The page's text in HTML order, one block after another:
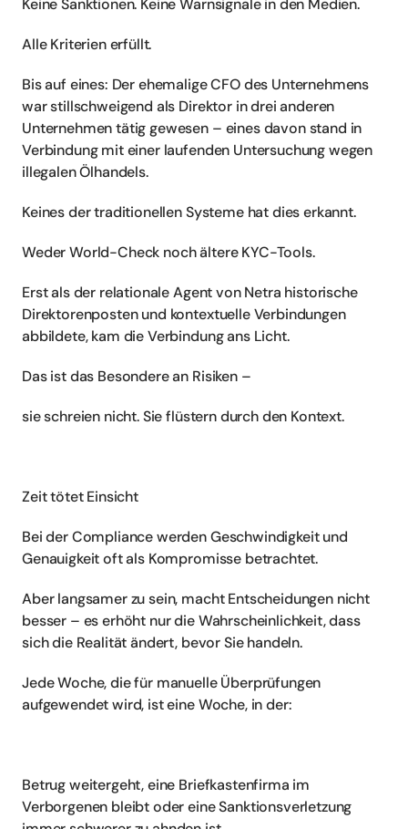
Keine Sanktionen. Keine Warnsignale in den Medien.
Alle Kriterien erfüllt.
Bis auf eines: Der ehemalige CFO des Unternehmens
war stillschweigend als Direktor in drei anderen
Unternehmen tätig gewesen – eines davon stand in
Verbindung mit einer laufenden Untersuchung wegen
illegalen Ölhandels.
Keines der traditionellen Systeme hat dies erkannt.
Weder World-Check noch ältere KYC-Tools.
Erst als der relationale Agent von Netra historische
Direktorenposten und kontextuelle Verbindungen
abbildete, kam die Verbindung ans Licht.
Das ist das Besondere an Risiken –
sie schreien nicht. Sie flüstern durch den Kontext.
Zeit tötet Einsicht
Bei der Compliance werden Geschwindigkeit und
Genauigkeit oft als Kompromisse betrachtet.
Aber langsamer zu sein, macht Entscheidungen nicht
besser – es erhöht nur die Wahrscheinlichkeit, dass
sich die Realität ändert, bevor Sie handeln.
Jede Woche, die für manuelle Überprüfungen
aufgewendet wird, ist eine Woche, in der:
Betrug weitergeht, eine Briefkastenfirma im
Verborgenen bleibt oder eine Sanktionsverletzung